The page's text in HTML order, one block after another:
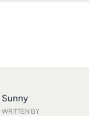
WRITTEN BY
Sunny